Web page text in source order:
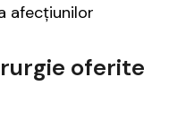
afecțiunilor
oferite